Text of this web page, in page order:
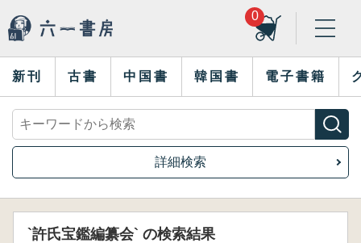
0
新刊 古書 中国書 韓国書 電子書籍
詳細検索
`許氏宝鑑編纂会` の検索結果